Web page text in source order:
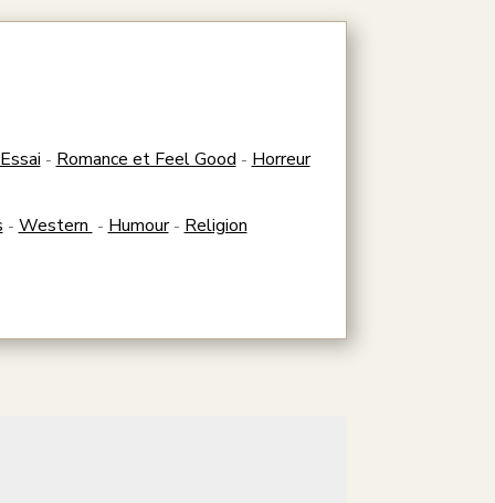
Essai - Romance et Feel Good - Horreur
- Western - Humour- Religion